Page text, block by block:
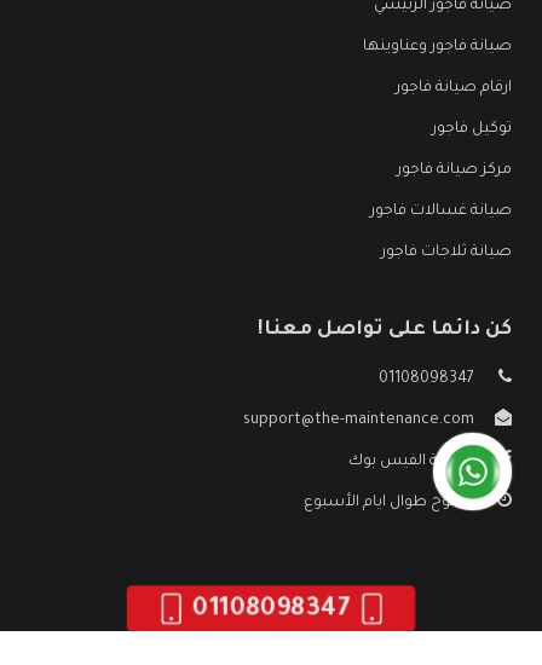
صيانة فاجور الرئيسي
صيانة فاجور وعناوينها
ارقام صيانة فاجور
توكيل فاجور
مركز صيانة فاجور
صيانة غسالات فاجور
صيانة ثلاجات فاجور
كن دائما على تواصل معنا!
01108098347
support@the-maintenance.com
صفحة الفيس بوك
مفتوح طوال ايام الأسبوع
01108098347